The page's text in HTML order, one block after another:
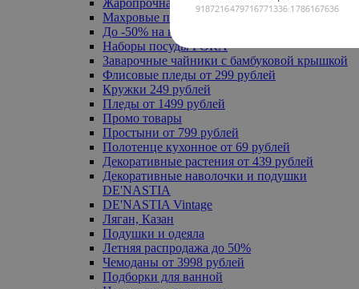
Махровые полотенца
До -50% на ковры
Наборы посуды FORA
Заварочные чайники с бамбуковой крышкой
Флисовые пледы от 299 рублей
Кружки 249 рублей
Пледы от 1499 рублей
Промо товары
Простыни от 799 рублей
Полотенце кухонное от 69 рублей
Декоративные растения от 439 рублей
Декоративные наволочки и подушки
DE'NASTIA
DE'NASTIA Vintage
Ляган, Казан
Подушки и одеяла
Летняя распродажа до 50%
Чемоданы от 3998 рублей
Подборки для ванной